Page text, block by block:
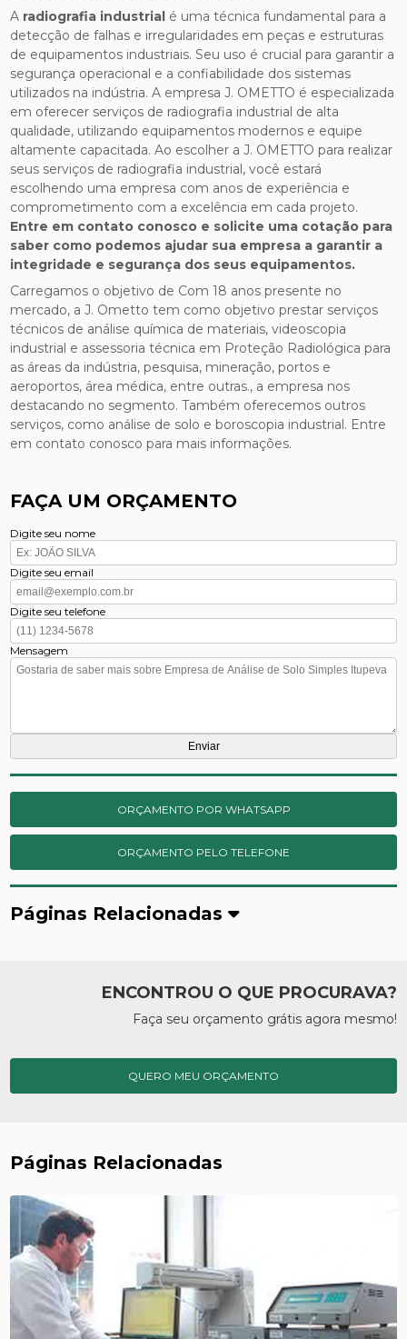
A radiografia industrial é uma técnica fundamental para a
detecção de falhas e irregularidades em peças e estruturas
de equipamentos industriais. Seu uso é crucial para garantir a
segurança operacional e a confiabilidade dos sistemas
utilizados na indústria. A empresa J. OMETTO é especializada
em oferecer serviços de radiografia industrial de alta
qualidade, utilizando equipamentos modernos e equipe
altamente capacitada. Ao escolher a J. OMETTO para realizar
seus serviços de radiografia industrial, você estará
escolhendo uma empresa com anos de experiência e
comprometimento com a excelência em cada projeto.
Entre em contato conosco e solicite uma cotação para
saber como podemos ajudar sua empresa a garantir a
integridade e segurança dos seus equipamentos.
Carregamos o objetivo de Com 18 anos presente no
mercado, a J. Ometto tem como objetivo prestar serviços
técnicos de análise química de materiais, videoscopia
industrial e assessoria técnica em Proteção Radiológica para
as áreas da indústria, pesquisa, mineração, portos e
aeroportos, área médica, entre outras., a empresa nos
destacando no segmento. Também oferecemos outros
serviços, como análise de solo e boroscopia industrial. Entre
em contato conosco para mais informações.
FAÇA UM ORÇAMENTO
Digite seu nome
Digite seu email
Digite seu telefone
Mensagem
ORÇAMENTO POR WHATSAPP
ORÇAMENTO PELO TELEFONE
Páginas Relacionadas
ENCONTROU O QUE PROCURAVA?
Faça seu orçamento grátis agora mesmo!
QUERO MEU ORÇAMENTO
Páginas Relacionadas